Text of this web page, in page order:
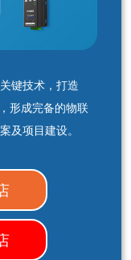
键技术，打造
形成完备的物联
及项目建设。